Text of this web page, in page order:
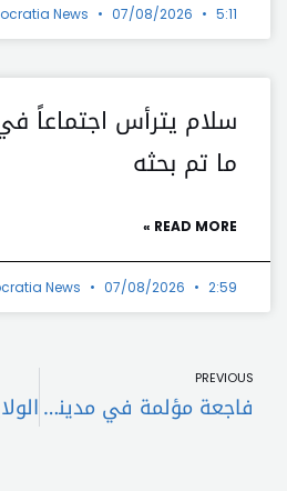
News 07/08/2026 5:11 م
سلام يترأس اجتماعاً
ما تم بحثه
READ MORE »
News 07/08/2026 2:59 م
PREVIOUS
فاجعة مؤلمة في مدينة الميناء: العثور على جثة شاب معلقة بحبل